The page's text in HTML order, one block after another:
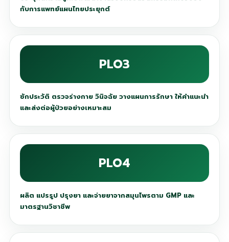
กับการแพทย์แผนไทยประยุกต์
PLO3
ซักประวัติ ตรวจร่างกาย วินิจฉัย วางแผนการรักษา ให้คำแนะนำ
และส่งต่อผู้ป่วยอย่างเหมาะสม
PLO4
ผลิต แปรรูป ปรุงยา และจ่ายยาจากสมุนไพรตาม GMP และ
มาตรฐานวิชาชีพ